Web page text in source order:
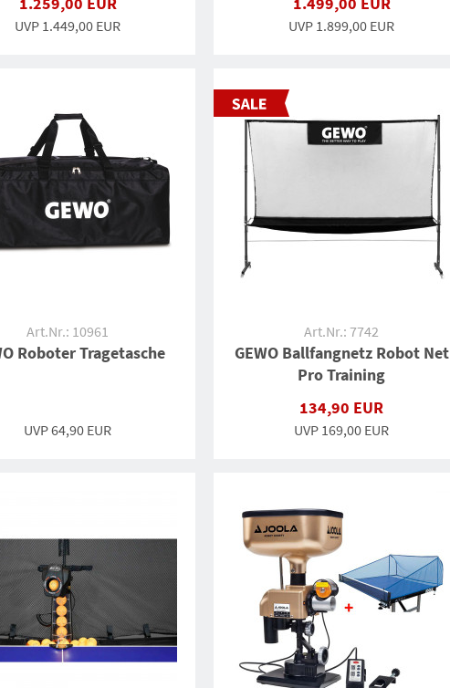
UVP 1.449,00 EUR UVP 1.899,00 EUR
Art.Nr.: 10961
Roboter Tragetasche
UVP 64,90 EUR
Art.Nr.: 7742
GEWO Ballfangnetz Robot Net
Pro Training
134,90 EUR
UVP 169,00 EUR